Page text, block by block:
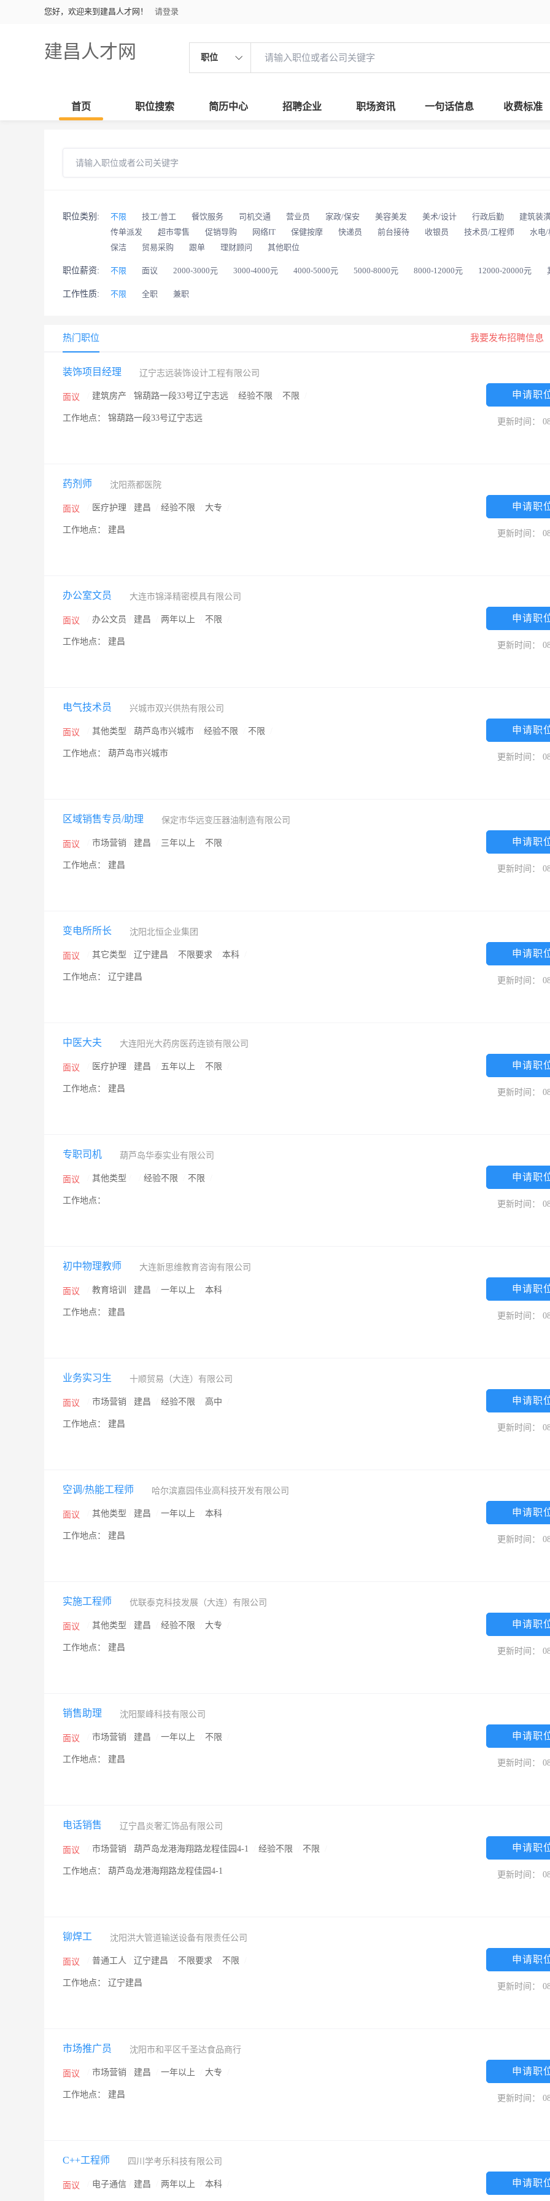
您好，欢迎来到建昌人才网！ 请登录
建昌人才网 职位
首页 职位搜索 简历中心 招聘企业 职场资讯 一句话信息 收费标准
职位类别: 不限 技工/普工 餐饮服务 司机交通 营业员 家政/保安 美容美发 美术/设计 行政后勤 建筑装
传单派发
超市零售 促销导购 网络IT 保健按摩 快递员 前台接待 收银员 技术员/工程师 水电/
保洁
贸易采购 跟单 理财顾问 其他职位
职位薪资: 不限 面议 2000-3000元 3000-4000元 4000-5000元 5000-8000元 8000-12000元 12000-20000元
工作性质: 不限 全职 兼职
热门职位 我要发布招聘信息
装饰项目经理 辽宁志远装饰设计工程有限公司
面议 建筑房产 锦葫路一段33号辽宁志远 经验不限 不限
工作地点： 锦葫路一段33号辽宁志远
申请职
更新时间：
药剂师 沈阳燕都医院
面议 医疗护理 建昌 经验不限 大专
工作地点： 建昌
申请职
更新时间：
办公室文员 大连市锦泽精密模具有限公司
面议 办公文员 建昌 两年以上 不限
工作地点： 建昌
申请职
更新时间：
电气技术员 兴城市双兴供热有限公司
面议 其他类型 葫芦岛市兴城市 经验不限 不限
工作地点： 葫芦岛市兴城市
申请职
更新时间：
区域销售专员/助理 保定市华远变压器油制造有限公司
面议 市场营销 建昌 三年以上 不限
工作地点： 建昌
申请职
更新时间：
变电所所长 沈阳北恒企业集团
面议 其它类型 辽宁建昌 不限要求 本科
工作地点： 辽宁建昌
申请职
更新时间：
中医大夫 大连阳光大药房医药连锁有限公司
面议 医疗护理 建昌 五年以上 不限
工作地点： 建昌
申请职
更新时间：
专职司机 葫芦岛华泰实业有限公司
面议 其他类型 经验不限 不限
工作地点：
申请职
更新时间：
初中物理教师 大连新思维教育咨询有限公司
面议 教育培训 建昌 一年以上 本科
工作地点： 建昌
申请职
更新时间：
业务实习生 十顺贸易（大连）有限公司
面议 市场营销 建昌 经验不限 高中
工作地点： 建昌
申请职
更新时间：
空调/热能工程师 哈尔滨嘉园伟业高科技开发有限公司
面议 其他类型 建昌 一年以上 本科
工作地点： 建昌
申请职
更新时间：
实施工程师 优联泰克科技发展（大连）有限公司
面议 其他类型 建昌 经验不限 大专
工作地点： 建昌
申请职
更新时间：
销售助理 沈阳聚峰科技有限公司
面议 市场营销 建昌 一年以上 不限
工作地点： 建昌
申请职
更新时间：
电话销售 辽宁昌炎奢汇饰品有限公司
面议 市场营销 葫芦岛龙港海翔路龙程佳园4-1 经验不限 不限
工作地点： 葫芦岛龙港海翔路龙程佳园4-1
申请职
更新时间：
铆焊工 沈阳洪大管道输送设备有限责任公司
面议 普通工人 辽宁建昌 不限要求 不限
工作地点： 辽宁建昌
申请职
更新时间：
市场推广员 沈阳市和平区千圣达食品商行
面议 市场营销 建昌 一年以上 大专
工作地点： 建昌
申请职
更新时间：
C++工程师 四川学考乐科技有限公司
面议 电子通信 建昌 两年以上 本科 申请职